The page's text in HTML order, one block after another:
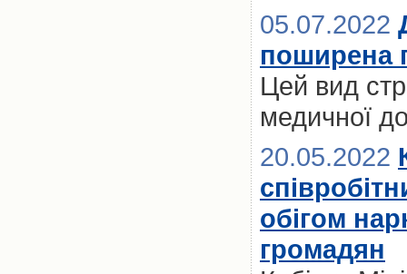
05.07.2022
поширена
Цей вид
медичної
20.05.2022
обігом
громадян